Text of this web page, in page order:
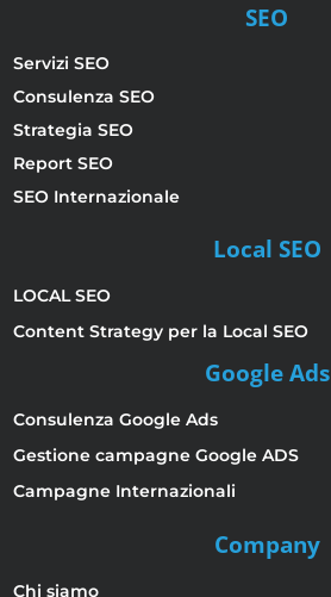
SEO
Servizi SEO
Consulenza SEO
Strategia SEO
Report SEO
SEO Internazionale
Local SEO
LOCAL SEO
Content Strategy per la Local SEO
Google Ads
Consulenza Google Ads
Gestione campagne Google ADS
Campagne Internazionali
Company
Chi siamo